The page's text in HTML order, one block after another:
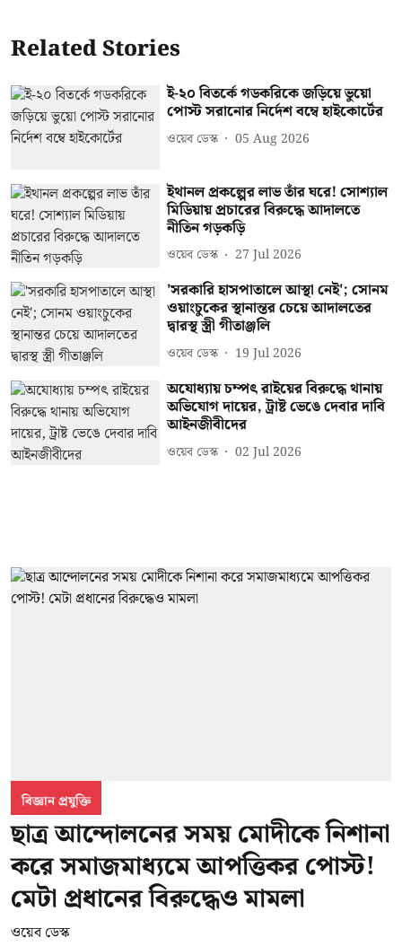
Related Stories
ই-২০ বিতর্কে গডকরিকে জড়িয়ে ভুয়ো
পোস্ট সরানোর নির্দেশ বম্বে হাইকোর্টের
ওয়েব ডেস্ক 05 Aug 2026
ইথানল প্রকল্পের লাভ তাঁর ঘরে! সোশ্যাল
মিডিয়ায় প্রচারের বিরুদ্ধে আদালতে
নীতিন গড়কড়ি
ওয়েব ডেস্ক 27 Jul 2026
'সরকারি হাসপাতালে আস্থা নেই'; সোনম
ওয়াংচুকের স্থানান্তর চেয়ে আদালতের
দ্বারস্থ স্ত্রী গীতাঞ্জলি
ওয়েব ডেস্ক 19 Jul 2026
অযোধ্যায় চম্পৎ রাইয়ের বিরুদ্ধে থানায়
অভিযোগ দায়ের, ট্রাষ্ট ভেঙে দেবার দাবি
আইনজীবীদের
ওয়েব ডেস্ক 02 Jul 2026
বিজ্ঞান প্রযুক্তি
ছাত্র আন্দোলনের সময় মোদীকে নিশানা
করে সমাজমাধ্যমে আপত্তিকর পোস্ট!
মেটা প্রধানের বিরুদ্ধেও মামলা
ওয়েব ডেস্ক